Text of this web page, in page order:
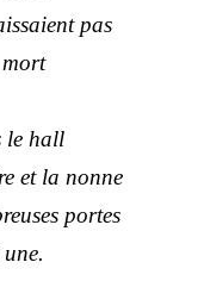
pas
le hall
et la nonne
portes